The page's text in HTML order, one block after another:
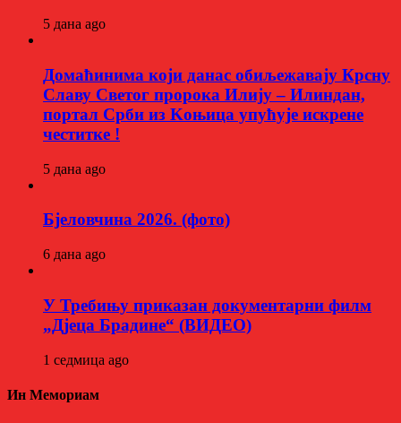
5 дана ago
Домаћинима који данас обиљежавају Крсну
Славу Светог пророка Илију – Илиндан,
портал Срби из Kоњица упућује искрене
честитке !
5 дана ago
Бјеловчина 2026. (фото)
6 дана ago
У Требињу приказан документарни филм
„Дјеца Брадине“ (ВИДЕО)
1 седмица ago
Ин Мемориам